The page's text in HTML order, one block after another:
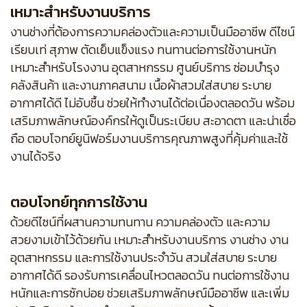
เหมาะสำหรับงานบริการ
งานช่างที่ต้องการความคล่องตัวและความเป็นมืออาชีพ ดีไซน์
เรียบเท่ สุภาพ ตัดเย็บแข็งแรง ทนทานต่อการใช้งานหนัก
เหมาะสำหรับโรงงาน อุตสาหกรรม ศูนย์บริการ ซ่อมบำรุง
คลังสินค้า และงานภาคสนาม เนื้อผ้าสวมใส่สบาย ระบาย
อากาศได้ดี ไม่อับชื้น ช่วยให้ทำงานได้ต่อเนื่องตลอดวัน พร้อม
เสริมภาพลักษณ์องค์กรให้ดูเป็นระเบียบ สะอาดตา และน่าเชื่อ
ถือ ตอบโจทย์ยูนิฟอร์มงานบริการคุณภาพสูงที่คุ้มค่าและใช้
งานได้จริง
ตอบโจทย์ทุกการใช้งาน
ด้วยดีไซน์ที่ผสานความทนทาน ความคล่องตัว และความ
สวยงามเข้าไว้ด้วยกัน เหมาะสำหรับงานบริการ งานช่าง งาน
อุตสาหกรรม และการใช้งานประจำวัน สวมใส่สบาย ระบาย
อากาศได้ดี รองรับการเคลื่อนไหวตลอดวัน ทนต่อการใช้งาน
หนักและการซักบ่อย ช่วยเสริมภาพลักษณ์มืออาชีพ และเพิ่ม